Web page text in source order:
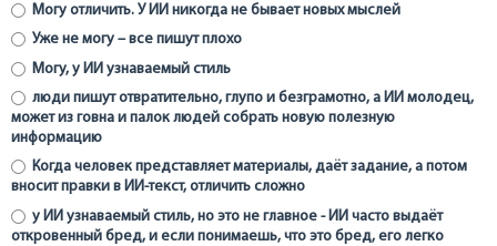
Могу отличить. У ИИ никогда не бывает новых мыслей
Уже не могу – все пишут плохо
Могу, у ИИ узнаваемый стиль
люди пишут отвратительно, глупо и безграмотно, а ИИ молодец,
может из говна и палок людей собрать новую полезную
информацию
Когда человек представляет материалы, даёт задание, а потом
вносит правки в ИИ-текст, отличить сложно
у ИИ узнаваемый стиль, но это не главное - ИИ часто выдаёт
откровенный бред, и если понимаешь, что это бред, его легко